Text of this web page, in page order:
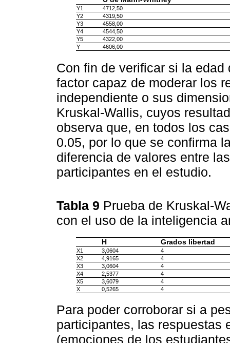
Y1
4712,50
Y2
4319,50
Y3
4558,00
Y4
4544,50
Y5
4322,00
Y
4606,00
Con fin de verificar si la
factor capaz de moderar los
independiente o sus
Kruskal-Wallis, cuyos
observa que, en todos los
0.05, por lo que se confirma
diferencia de valores entre
participantes en el estudio.
Tabla 9 Prueba de Kruskal-
con el uso de la inteligencia
H Grados libertad
X1 3,0604
4
X2
4,9165
4
X3
3,0604
4
X4
2,5377
4
X5
3,6079
4
X
0,5265 4
Para poder corroborar si a
participantes, las respuestas
(emociones de los